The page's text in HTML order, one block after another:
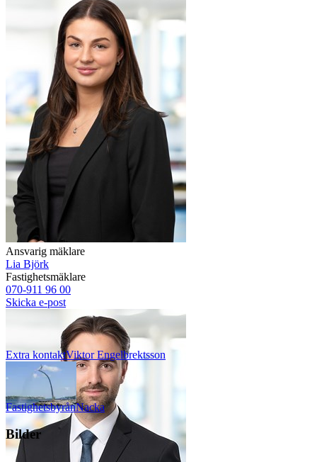
Ansvarig mäklare
Lia Björk
Fastighetsmäklare
070-911 96 00
Skicka e-post
Extra kontaktViktor Engelbrektsson
FastighetsbyrånNacka
Bilder